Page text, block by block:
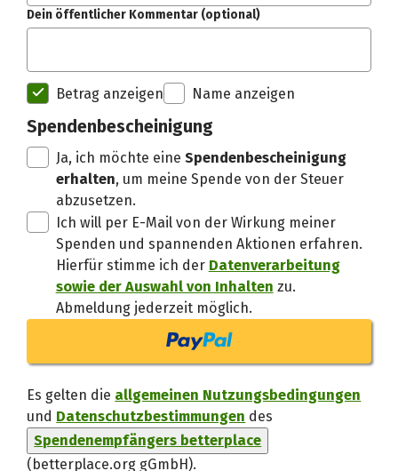
Dein öffentlicher Kommentar (optional)
Betrag anzeigen Name anzeigen
Spendenbescheinigung
Ja, ich möchte eine Spendenbescheinigung
erhalten, um meine Spende von der Steuer
abzusetzen.
Ich will per E-Mail von der Wirkung meiner
Spenden und spannenden Aktionen erfahren.
Hierfür stimme ich der Datenverarbeitung
sowie der Auswahl von Inhalten zu.
Abmeldung jederzeit möglich.
Es gelten die allgemeinen Nutzungsbedingungen
und Datenschutzbestimmungen des
Spendenempfängers betterplace
(betterplace.org gGmbH)
Spendenempfänger
.